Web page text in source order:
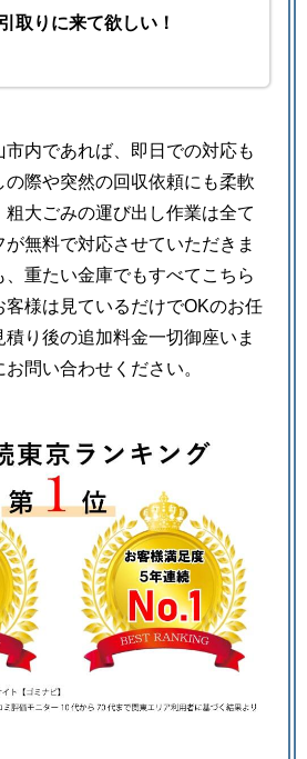
取りに来て欲しい！
市内であれば、即日での対応も
際や突然の回収依頼にも柔軟
大ごみの運び出し作業は全て
無料で対応させていただきま
重たい金庫でもすべてこちら
客様は見ているだけでOKのお任
り後の追加料金一切御座いま
問い合わせください。